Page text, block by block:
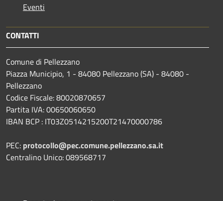
Eventi
CONTATTI
Comune di Pellezzano
Piazza Municipio, 1 - 84080 Pellezzano (SA) - 84080 -
Pellezzano
Codice Fiscale: 80020870657
Partita IVA: 00650060650
IBAN BCP : IT03Z0514215200T21470000786
PEC: protocollo@pec.comune.pellezzano.sa.it
Centralino Unico: 089568717